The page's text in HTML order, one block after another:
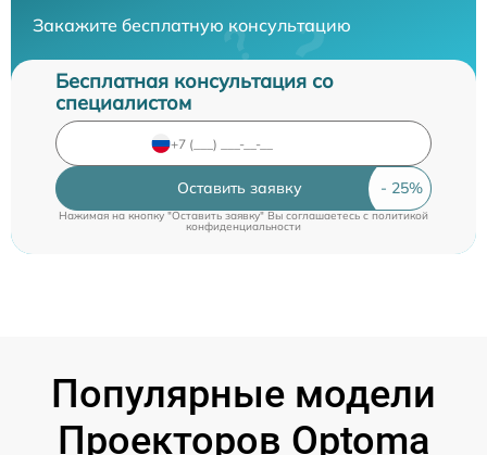
Закажите бесплатную консультацию
Бесплатная консультация со
специалистом
Оставить заявку
Нажимая на кнопку "Оставить заявку" Вы соглашаетесь cполитикой
конфиденциальности
Популярные модели
Проекторов Optoma